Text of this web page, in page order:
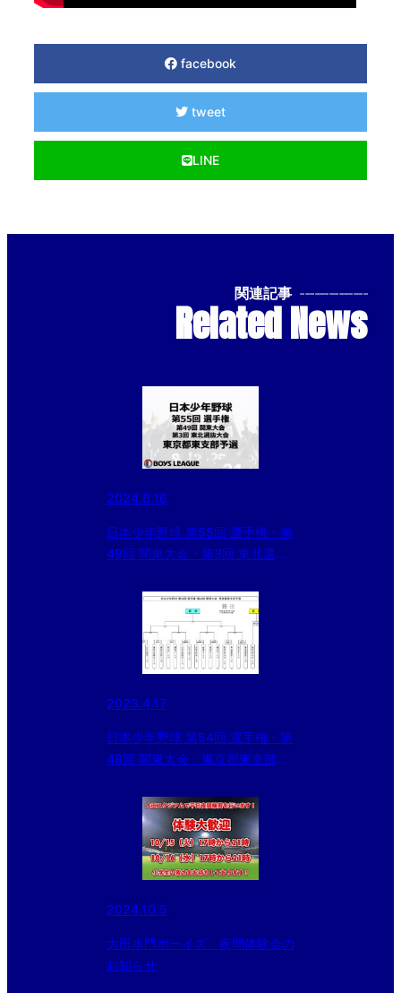
facebook
tweet
LINE
関連記事 --------------
Related News
2024.6.16
日本少年野球 第55回 選手権・第
49回 関東大会・第3回 東北選抜
2023.4.17
日本少年野球 第54回 選手権・第
48回 関東大会 東京都東支部予
2024.10.5
大田水門ボーイズ 夜間体験会の
お知らせ